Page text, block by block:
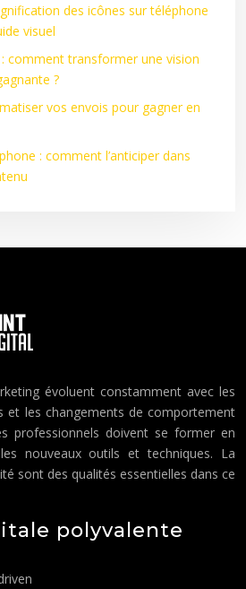
des icônes sur téléphone
visuel
comment transformer une vision
?
vos envois pour gagner en
: comment l’anticiper dans
évoluent constamment avec les
et les changements de comportement
professionnels doivent se former en
nouveaux outils et techniques. La
sont des qualités essentielles dans ce
polyvalente